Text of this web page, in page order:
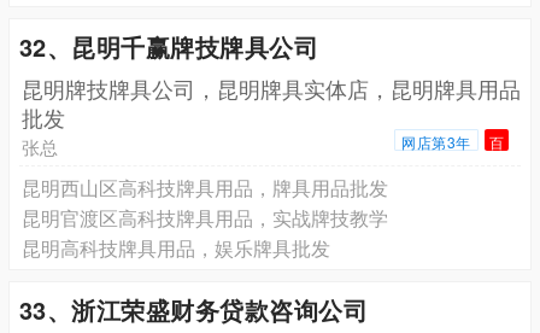
32、昆明千赢牌技牌具公司
昆明牌技牌具公司，昆明牌具实体店，昆明牌具用品
批发
张总 网店第3年 百
昆明西山区高科技牌具用品，牌具用品批发
昆明官渡区高科技牌具用品，实战牌技教学
昆明高科技牌具用品，娱乐牌具批发
33、浙江荣盛财务贷款咨询公司